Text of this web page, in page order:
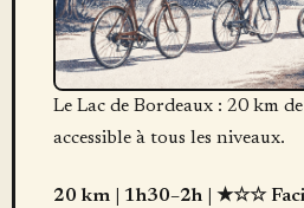
Le Lac de Bordeaux : 20 km
accessible à tous les niveaux.
20 km | 1h30–2h | ★☆☆